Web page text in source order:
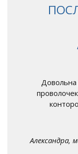
Довольна
Александра,